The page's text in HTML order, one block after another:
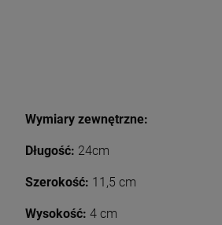
Wymiary zewnętrzne:
Długość: 24cm
Szerokość: 11,5 cm
Wysokość: 4 cm